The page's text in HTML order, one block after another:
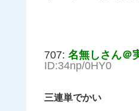
707: 名無しさん＠
ID:34np/0HY0
三連単でかい